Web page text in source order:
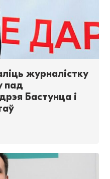
журналістку
пад
Бастунца і